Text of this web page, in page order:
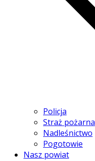
Policja
Straż pożarna
Nadleśnictwo
Pogotowie
Nasz powiat